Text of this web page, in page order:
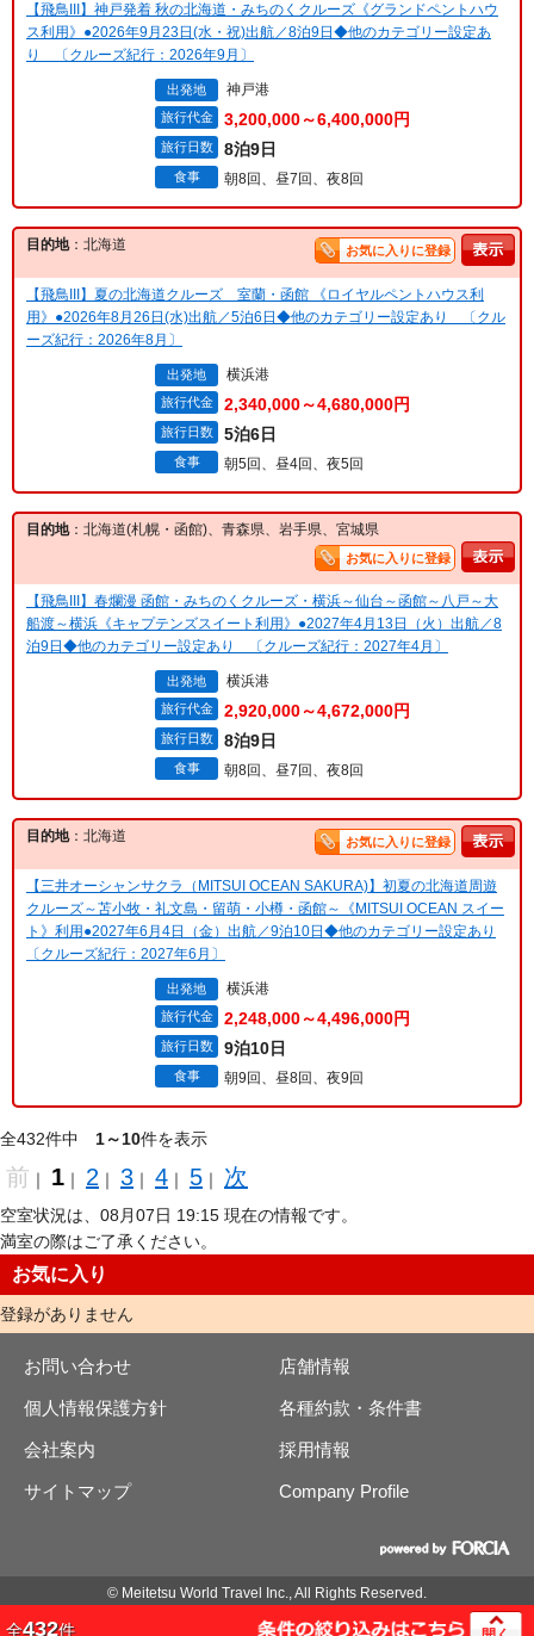
【飛鳥III】神戸発着 秋の北海道・みちのくクルーズ《グランドペントハウ
ス利用》●2026年9月23日(水・祝)出航／8泊9日◆他のカテゴリー設定あ
り 〔クルーズ紀行：2026年9月〕
出発地 神戸港
旅行代金 3,200,000～6,400,000円
旅行日数 8泊9日
食事 朝8回、昼7回、夜8回
目的地：北海道 お気に入りに登録
【飛鳥III】夏の北海道クルーズ 室蘭・函館 《ロイヤルペントハウス利
用》●2026年8月26日(水)出航／5泊6日◆他のカテゴリー設定あり 〔クル
ーズ紀行：2026年8月〕
出発地 横浜港
旅行代金 2,340,000～4,680,000円
旅行日数 5泊6日
食事 朝5回、昼4回、夜5回
目的地：北海道(札幌・函館)、青森県、岩手県、宮城県
お気に入りに登録
【飛鳥III】春爛漫 函館・みちのくクルーズ・横浜～仙台～函館～八戸～大
船渡～横浜《キャプテンズスイート利用》●2027年4月13日（火）出航／8
泊9日◆他のカテゴリー設定あり 〔クルーズ紀行：2027年4月〕
出発地 横浜港
旅行代金 2,920,000～4,672,000円
旅行日数 8泊9日
食事 朝8回、昼7回、夜8回
目的地：北海道 お気に入りに登録
【三井オーシャンサクラ（MITSUI OCEAN SAKURA)】初夏の北海道周遊
クルーズ～苫小牧・礼文島・留萌・小樽・函館～《MITSUI OCEAN スイー
ト》利用●2027年6月4日（金）出航／9泊10日◆他のカテゴリー設定あり
〔クルーズ紀行：2027年6月〕
出発地 横浜港
旅行代金 2,248,000～4,496,000円
旅行日数 9泊10日
食事 朝9回、昼8回、夜9回
全432件中 1～10件を表示
前 ｜ 1 ｜ 2 ｜ 3 ｜ 4 ｜ 5 ｜ 次
空室状況は、08月07日 19:15 現在の情報です。
満室の際はご了承ください。
お気に入り
登録がありません
お問い合わせ 店舗情報
個人情報保護方針 各種約款・条件書
会社案内 採用情報
サイトマップ Company Profile
© Meitetsu World Travel Inc., All Rights Reserved.
全432件